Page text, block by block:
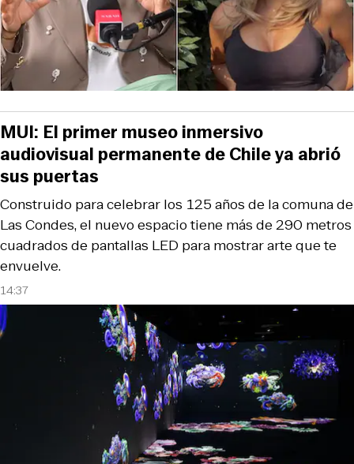
14:37
Construido para celebrar los 125 años de la comuna de
Las Condes, el nuevo espacio tiene más de 290 metros
cuadrados de pantallas LED para mostrar arte que te
envuelve.
MUI: El primer museo inmersivo
audiovisual permanente de Chile ya abrió
sus puertas